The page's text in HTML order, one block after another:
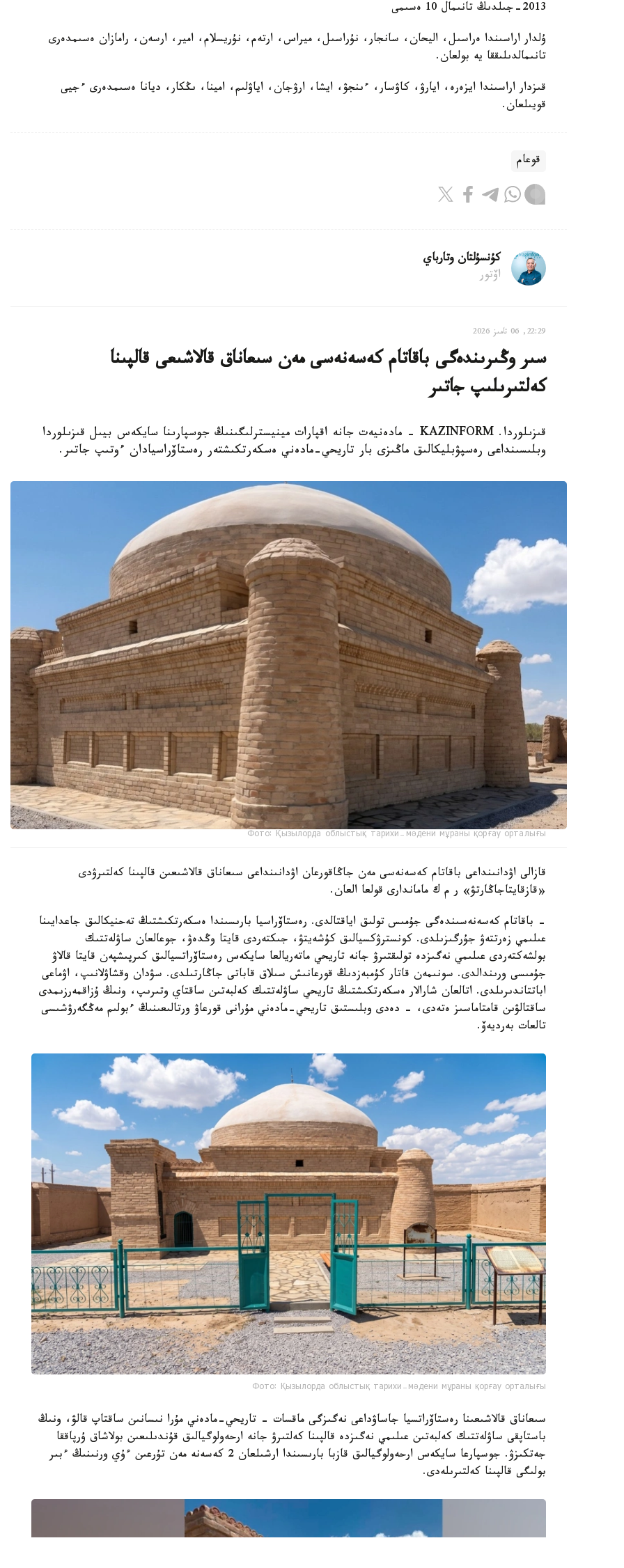
2013-جىلدىڭ تانىمال 10 ەسىمى
ۇلدار اراسىندا ەراسىل، اليحان، سانجار، نۇراسىل، ميراس، ارتەم، نۇريسلام، امير، ارسەن، رامازان ەسىمدەرى
تانىمالدىلىققا يە بولعان.
قىزدار اراسىندا ايزەرە، ايارۋ، كاۋسار، ءىنجۋ، ايشا، ارۋجان، اياۋلىم، امينا، ىڭكار، ديانا ەسىمدەرى ءجيى
قويىلعان.
قوعام
كۇنسۇلتان وتارباي
اۆتور
22:29, 06 تامىز 2026
سىر وڭىرىندەگى باقاتام كەسەنەسى مەن سىعاناق قالاشىعى قالپىنا
كەلتىرىلىپ جاتىر
قىزىلوردا. KAZINFORM - مادەنيەت جانە اقپارات مينيسترلىگىنىڭ جوسپارىنا سايكەس بيىل قىزىلوردا
وبلىسىنداعى رەسپۋبليكالىق ماڭىزى بار تاريحي-مادەني ەسكەرتكىشتەر رەستاۆراسيادان ءوتىپ جاتىر.
Фото: Қызылорда облыстық тарихи-мәдени мұраны қорғау орталығы
قازالى اۋدانىنداعى باقاتام كەسەنەسى مەن جاڭاقورعان اۋدانىنداعى سىعاناق قالاشىعىن قالپىنا كەلتىرۋدى
«قازقايتاجاڭارتۋ» ر م ك ماماندارى قولعا العان.
- باقاتام كەسەنەسىندەگى جۇمىس تولىق اياقتالدى. رەستاۆراسيا بارىسىندا ەسكەرتكىشتىڭ تەحنيكالىق جاعدايىنا
عىلىمي زەرتتەۋ جۇرگىزىلدى. كونسترۋكسيالىق كۇشەيتۋ، جىكتەردى قايتا وڭدەۋ، جوعالعان ساۋلەتتىك
بولشەكتەردى عىلىمي نەگىزدە تولىقتىرۋ جانە تاريحي ماتەريالعا سايكەس رەستاۆراتسيالىق كىرپىشپەن قايتا قالاۋ
جۇمىسى ورىندالدى. سونىمەن قاتار كۇمبەزدىڭ قورعانىش سىلاق قاباتى جاڭارتىلدى. سۋدان وقشاۋلانىپ، اۋماعى
اباتتاندىرىلدى. اتالعان شارالار ەسكەرتكىشتىڭ تاريحي ساۋلەتتىك كەلبەتىن ساقتاي وتىرىپ، ونىڭ ۇزاقمەرزىمدى
ساقتالۋىن قامتاماسىز ەتەدى، - دەدى وبلىستىق تاريحي-مادەني مۇرانى قورعاۋ ورتالىعىنىڭ ءبولىم مەڭگەرۋشىسى
تالعات بەرديەۆ.
Фото: Қызылорда облыстық тарихи-мәдени мұраны қорғау орталығы
سىعاناق قالاشىعىنا رەستاۆراتسيا جاساۋداعى نەگىزگى ماقسات - تاريحي-مادەني مۇرا نىسانىن ساقتاپ قالۋ، ونىڭ
باستاپقى ساۋلەتتىك كەلبەتىن عىلىمي نەگىزدە قالپىنا كەلتىرۋ جانە ارحەولوگيالىق قۇندىلىعىن بولاشاق ۇرپاققا
جەتكىزۋ. جوسپارعا سايكەس ارحەولوگيالىق قازبا بارىسىندا ارشىلعان 2 كەسەنە مەن تۇرعىن ءۇي ورنىنىڭ ءبىر
بولىگى قالپىنا كەلتىرىلەدى.